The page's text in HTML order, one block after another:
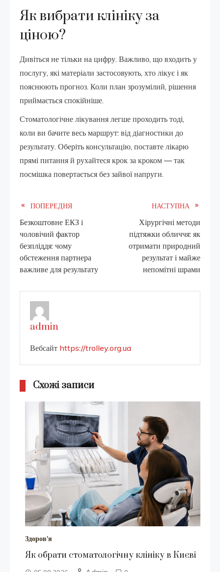
Як вибрати клініку за
ціною?
Дивіться не тільки на цифру. Важливо, що входить у
послугу, які матеріали застосовують, хто лікує і як
пояснюють прогноз. Коли план зрозумілий, рішення
приймається спокійніше.
Стоматологічне лікування легше проходить тоді,
коли ви бачите весь маршрут: від діагностики до
результату. Оберіть консультацію, поставте лікарю
прямі питання й рухайтеся крок за кроком — так
посмішка повертається без зайвої напруги.
Read
more
articles
ПОПЕРЕДНЯ
Безкоштовне ЕКЗ і
чоловічий фактор
безпліддя: чому
обстеження партнера
важливе для результату
НАСТУПНА
Хірургічні методи
підтяжки обличчя: як
отримати природний
результат і майже
непомітні шрами
admin
Вебсайт https://trolley.org.ua
Схожі записи
Здоров'я
Як обрати стоматологічну клініку в Києві